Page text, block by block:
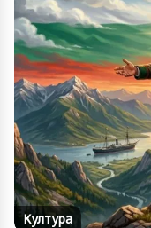
Култура